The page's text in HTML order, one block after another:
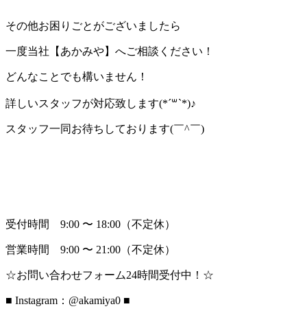
その他お困りごとがございましたら
一度当社【あかみや】へご相談ください！
どんなことでも構いません！
詳しいスタッフが対応致します(*´꒳`*)♪
スタッフ一同お待ちしております(￣^￣)ゞ
受付時間 9:00 〜 18:00（不定休）
営業時間 9:00 〜 21:00（不定休）
☆お問い合わせフォーム24時間受付中！☆
■ Instagram：@akamiya0 ■